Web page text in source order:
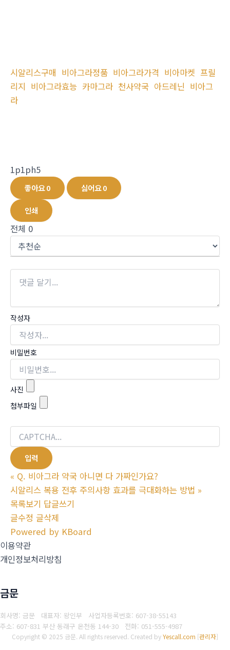
시알리스구매 비아그라정품 비아그라가격 비아마켓 프릴
리지 비아그라효능 카마그라 천사약국 아드레닌 비아그
라
1p1ph5
좋아요0 싫어요0
인쇄
전체 0
작성자
비밀번호
사진
첨부파일
« Q. 비아그라 약국 아니면 다 가짜인가요?
시알리스 복용 전후 주의사항 효과를 극대화하는 방법 »
목록보기 답글쓰기
글수정 글삭제
Powered by KBoard
이용약관
개인정보처리방침
금문
회사명: 금문 대표자: 왕인부 사업자등록번호: 607-38-55143
주소: 607-831 부산 동래구 온천동 144-30 전화: 051-555-4987
Copyright © 2025 금문. All rights reserved. Created byYescall.com [관리자]